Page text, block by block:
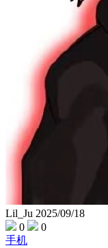
Lil_Ju 2025/09/18
0
0
手机